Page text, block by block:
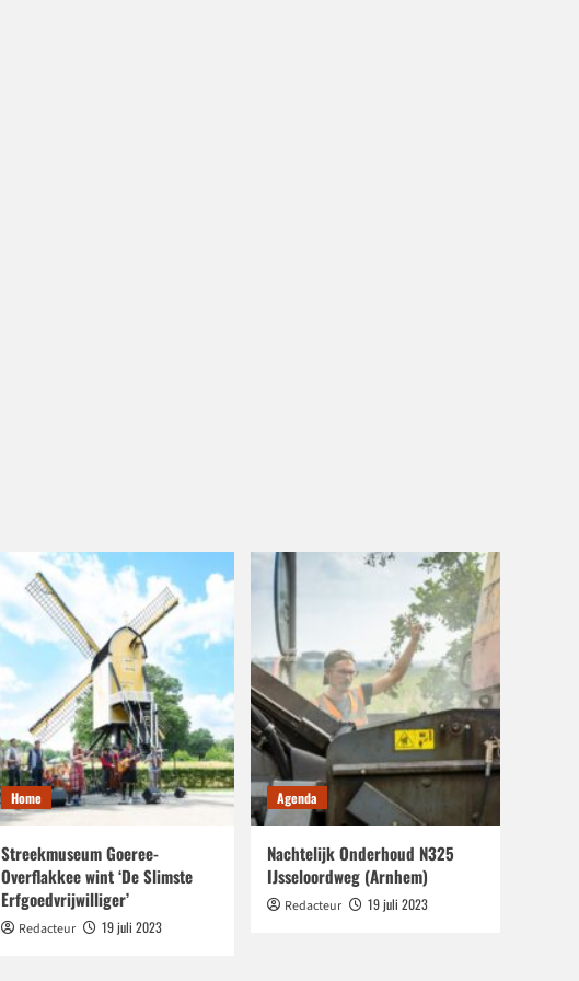
Home
Streekmuseum Goeree-
Overflakkee wint ‘De Slimste
Erfgoedvrijwilliger’
Redacteur 19 juli 2023
Agenda
Nachtelijk Onderhoud N325
IJsseloordweg (Arnhem)
Redacteur 19 juli 2023